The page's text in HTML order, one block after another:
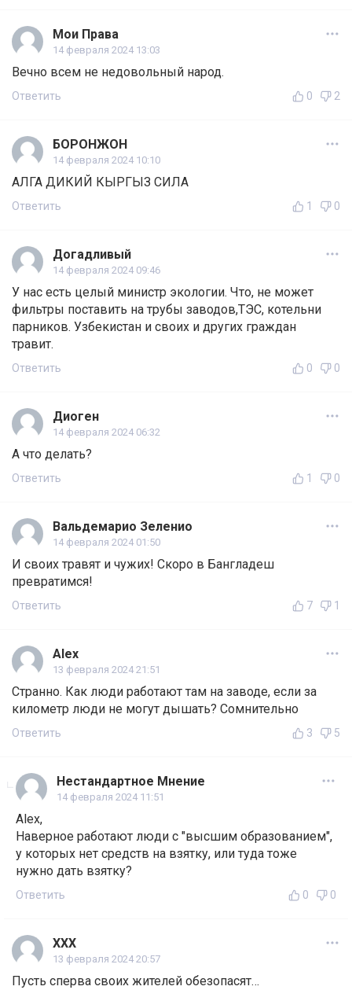
Мои Права
14 февраля 2024 13:03
Вечно всем не недовольный народ.
Ответить 0 2
БОРОНЖОН
14 февраля 2024 10:10
АЛГА ДИКИЙ КЫРГЫЗ СИЛА
Ответить 1 0
Догадливый
14 февраля 2024 09:46
У нас есть целый министр экологии. Что, не может
фильтры поставить на трубы заводов,ТЭС, котельни
парников. Узбекистан и своих и других граждан
травит.
Ответить 0 0
Диоген
14 февраля 2024 06:32
А что делать?
Ответить 1 0
Вальдемарио Зеленио
14 февраля 2024 01:50
И своих травят и чужих! Скоро в Бангладеш
превратимся!
Ответить 7 1
Alex
13 февраля 2024 21:51
Странно. Как люди работают там на заводе, если за
километр люди не могут дышать? Сомнительно
Ответить 3 5
Нестандартное Мнение
14 февраля 2024 11:51
Alex,
Наверное работают люди с "высшим образованием",
у которых нет средств на взятку, или туда тоже
нужно дать взятку?
Ответить 0 0
ХХХ
13 февраля 2024 20:57
Пусть сперва своих жителей обезопасят…